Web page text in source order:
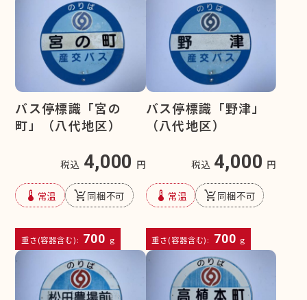
バス停標識「宮の
町」（八代地区）
税込 4,000 円
device_thermostat 常温 remove_shopping_cart同梱不可
重さ(容器含む): 700 g
バス停標識「野津」
（八代地区）
税込 4,000 円
device_thermostat 常温 remove_shopping_cart同梱不可
重さ(容器含む): 700 g